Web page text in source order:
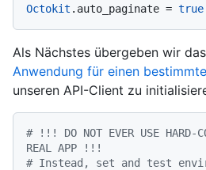
Octokit .auto_paginate = true
Als Nächstes übergeben wir das
Anwendung für einen
unseren API-Client zu
# !!! DO NOT EVER USE HARD-
REAL APP !!!
# Instead, set and test